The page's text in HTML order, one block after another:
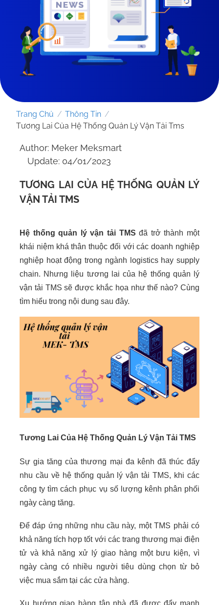
Trang Chủ / Thông Tin /
Tương Lai Của Hệ Thống Quản Lý Vận Tải Tms
Author: Meker Meksmart
Update: 04/01/2023
TƯƠNG LAI CỦA HỆ THỐNG QUẢN LÝ
VẬN TẢI TMS
Hệ thống quản lý vận tải TMS đã trở thành một
khái niệm khá thân thuộc đối với các doanh nghiệp
nghiệp hoạt động trong ngành logistics hay supply
chain. Nhưng liệu tương lai của hệ thống quản lý
vận tải TMS sẽ được khắc họa như thế nào? Cùng
tìm hiểu trong nội dung sau đây.
Tương Lai Của Hệ Thống Quản Lý Vận Tải TMS
Sự gia tăng của thương mại đa kênh đã thúc đẩy
nhu cầu về hệ thống quản lý vận tải TMS, khi các
công ty tìm cách phục vụ số lượng kênh phân phối
ngày càng tăng.
Để đáp ứng những nhu cầu này, một TMS phải có
khả năng tích hợp tốt với các trang thương mại điện
tử và khả năng xử lý giao hàng một bưu kiện, vì
ngày càng có nhiều người tiêu dùng chọn từ bỏ
việc mua sắm tại các cửa hàng.
Xu hướng giao hàng tận nhà đã được đẩy mạnh
GỬI YÊU CẦU